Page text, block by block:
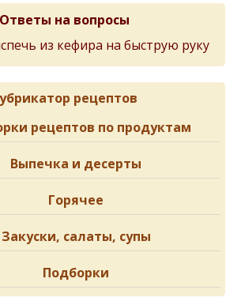
Ответы на вопросы
из кефира на быструю руку
рецептов
рецептов по продуктам
Выпечка и десерты
Горячее
Закуски, салаты, супы
Подборки